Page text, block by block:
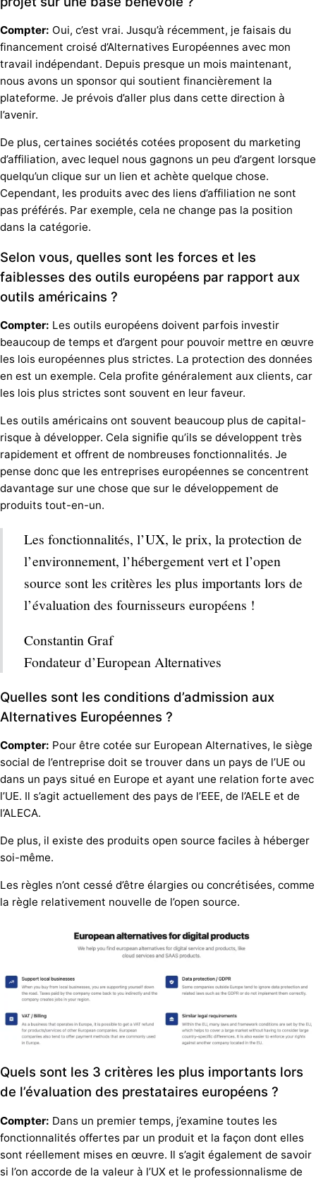
Compter: Oui, c’est vrai. Jusqu’à récemment, je faisais du
financement croisé d’Alternatives Européennes avec mon
travail indépendant. Depuis presque un mois maintenant,
nous avons un sponsor qui soutient financièrement la
plateforme. Je prévois d’aller plus dans cette direction à
l’avenir.
De plus, certaines sociétés cotées proposent du marketing
d’affiliation, avec lequel nous gagnons un peu d’argent lorsque
quelqu’un clique sur un lien et achète quelque chose.
Cependant, les produits avec des liens d’affiliation ne sont
pas préférés. Par exemple, cela ne change pas la position
dans la catégorie.
Selon vous, quelles sont les forces et les
faiblesses des outils européens par rapport aux
outils américains ?
Compter: Les outils européens doivent parfois investir
beaucoup de temps et d’argent pour pouvoir mettre en œuvre
les lois européennes plus strictes. La protection des données
en est un exemple. Cela profite généralement aux clients, car
les lois plus strictes sont souvent en leur faveur.
Les outils américains ont souvent beaucoup plus de capital-
risque à développer. Cela signifie qu’ils se développent très
rapidement et offrent de nombreuses fonctionnalités. Je
pense donc que les entreprises européennes se concentrent
davantage sur une chose que sur le développement de
produits tout-en-un.
Les fonctionnalités, l’UX, le prix, la protection de
l’environnement, l’hébergement vert et l’open
source sont les critères les plus importants lors de
l’évaluation des fournisseurs européens !
Constantin Graf
Fondateur d’European Alternatives
Quelles sont les conditions d’admission aux
Alternatives Européennes ?
Compter: Pour être cotée sur European Alternatives, le siège
social de l’entreprise doit se trouver dans un pays de l’UE ou
dans un pays situé en Europe et ayant une relation forte avec
l’UE. Il s’agit actuellement des pays de l’EEE, de l’AELE et de
l’ALECA.
De plus, il existe des produits open source faciles à héberger
soi-même.
Les règles n’ont cessé d’être élargies ou concrétisées, comme
la règle relativement nouvelle de l’open source.
Quels sont les 3 critères les plus importants lors
de l’évaluation des prestataires européens ?
Compter: Dans un premier temps, j’examine toutes les
fonctionnalités offertes par un produit et la façon dont elles
sont réellement mises en œuvre. Il s’agit également de savoir
si l’on accorde de la valeur à l’UX et le professionnalisme de